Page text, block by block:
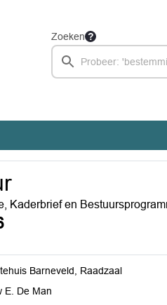
Zoeken
Kaderbrief en
Barneveld, Raadzaal
E. De Man